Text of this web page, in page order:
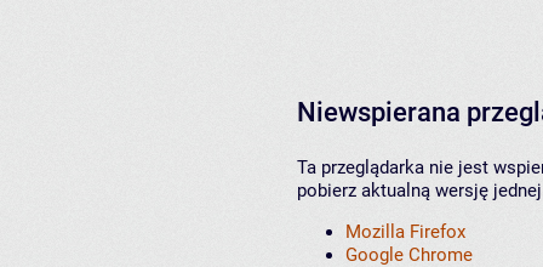
Niewspierana
Ta przeglądarka nie jest
pobierz aktualną wersję
Mozilla Firefox
Google Chrome